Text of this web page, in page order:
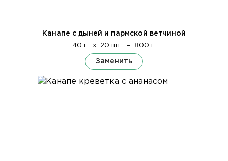
Канапе с дыней и пармской ветчиной
40 г. x 20 шт. = 800 г.
Заменить